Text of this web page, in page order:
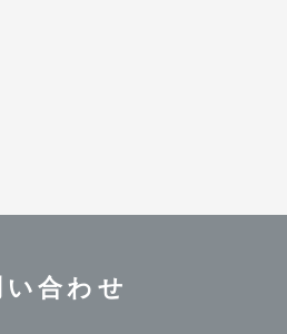
い合わせ